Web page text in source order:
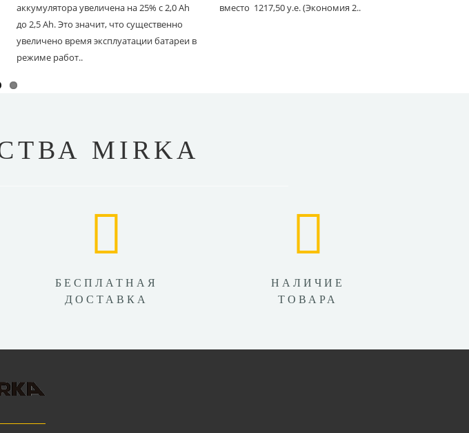
аккумулятора увеличена на 25% с 2,0 Ah
до 2,5 Ah. Это значит, что существенно
увеличено время эксплуатации батареи в
режиме работ..
вместо 1217,50 у.е. (Экономия 2..
MIRKA
БЕСПЛАТНАЯ
ДОСТАВКА
НАЛИЧИЕ
ТОВАРА